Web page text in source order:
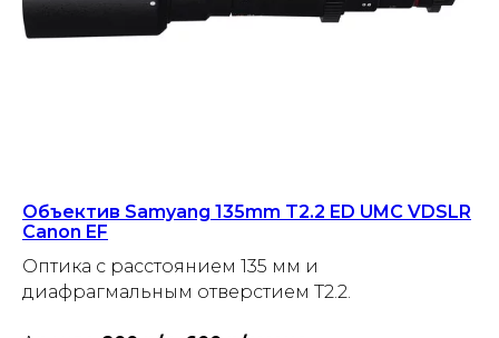
Объектив Samyang 135mm T2.2 ED UMC VDSLR
Canon EF
Оптика с расстоянием 135 мм и
диафрагмальным отверстием T2.2.